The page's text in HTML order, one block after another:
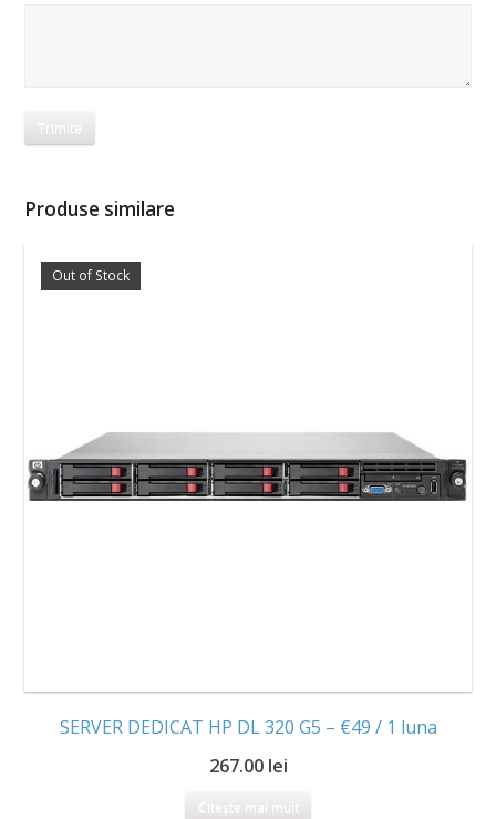
Produse similare
Out of Stock
SERVER DEDICAT HP DL 320 G5 – €49 / 1 luna
267.00 lei
Citește mai mult